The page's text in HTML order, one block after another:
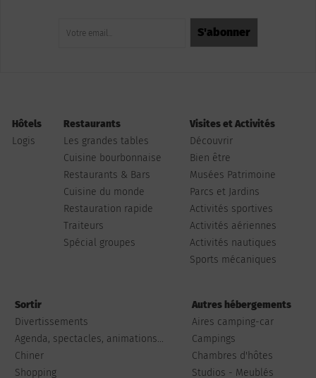
Hôtels
Logis
Restaurants
Les grandes tables
Cuisine bourbonnaise
Restaurants & Bars
Cuisine du monde
Restauration rapide
Traiteurs
Spécial groupes
Visites et Activités
Découvrir
Bien être
Musées Patrimoine
Parcs et Jardins
Activités sportives
Activités aériennes
Activités nautiques
Sports mécaniques
Sortir
Divertissements
Agenda, spectacles, animations...
Chiner
Shopping
Autres hébergements
Aires camping-car
Campings
Chambres d'hôtes
Studios - Meublés